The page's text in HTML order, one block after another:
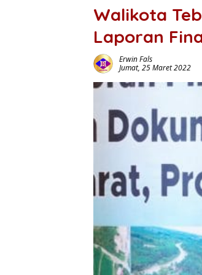
Walikota
Laporan
Erwin Fals
Jumat, 25 Maret 2022